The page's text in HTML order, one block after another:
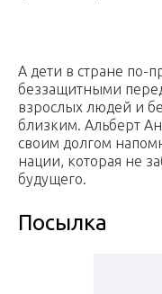
А дети в стране по-
беззащитными
взрослых людей и
близким. Альберт
своим долгом
нации, которая не
будущего.
Посылка